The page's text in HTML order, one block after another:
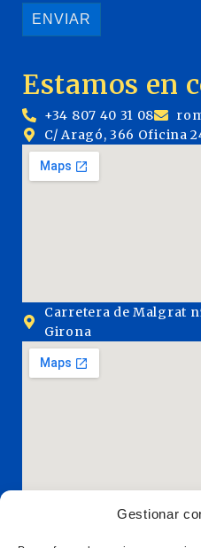
Gestionar
Estamos en
+34 807 40 31 08
C/ Aragó, 366 Oficina
Carretera de Malgrat
Girona